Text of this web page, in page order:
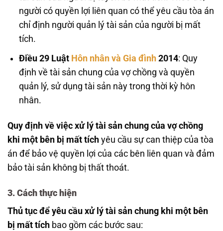
người có quyền lợi liên quan có thể yêu cầu tòa án
chỉ định người quản lý tài sản của người bị mất
tích.
Điều 29 Luật Hôn nhân và Gia đình2014: Quy
định về tài sản chung của vợ chồng và quyền
quản lý, sử dụng tài sản này trong thời kỳ hôn
nhân.
Quy định về việc xử lý tài sản chung của vợ chồng
khi một bên bị mất tích yêu cầu sự can thiệp của tòa
án để bảo vệ quyền lợi của các bên liên quan và đảm
bảo tài sản không bị thất thoát.
3. Cách thực hiện
Thủ tục để yêu cầu xử lý tài sản chung khi một bên
bị mất tích bao gồm các bước sau: